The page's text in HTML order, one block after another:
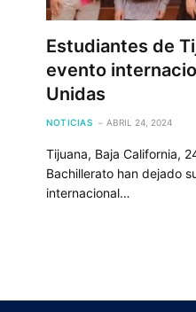
Estudiantes de
evento
Unidas
NOTICIAS ABRIL 24, 2024
Tijuana, Baja California,
Bachillerato han dejado
internacional…